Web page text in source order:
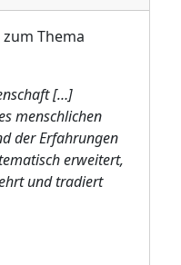
Thema
[…]
menschlichen
der Erfahrungen
erweitert,
und tradiert